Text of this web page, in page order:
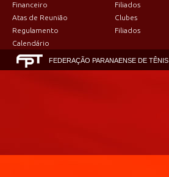
Financeiro
Atas de Reunião
Regulamento
Calendário
Filiados
Clubes
Filiados
FEDERAÇÃO PARANAENSE DE TÊNIS